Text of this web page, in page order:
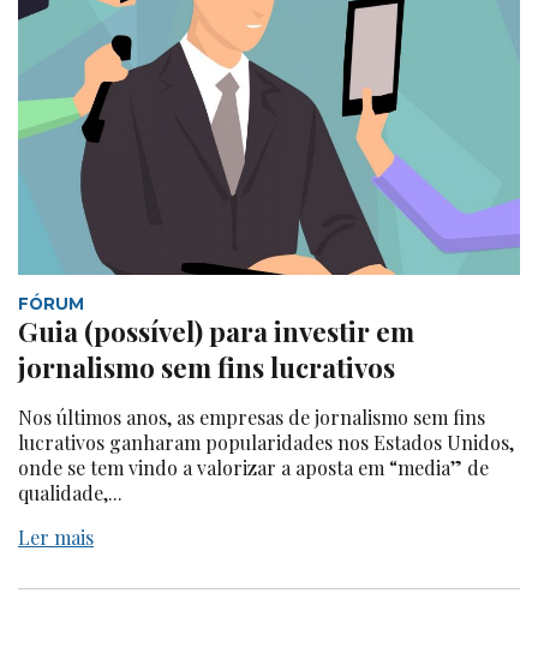
FÓRUM
Guia (possível) para investir em
jornalismo sem fins lucrativos
Nos últimos anos, as empresas de jornalismo sem fins
lucrativos ganharam popularidades nos Estados Unidos,
onde se tem vindo a valorizar a aposta em “media” de
qualidade,...
Ler mais